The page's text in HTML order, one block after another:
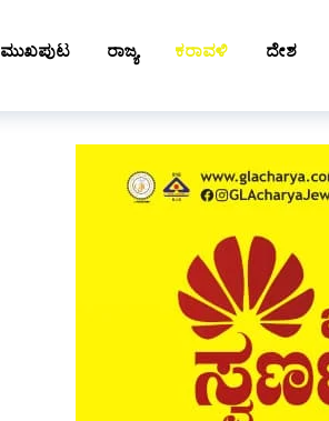
ಮುಖಪುಟ ರಾಜ್ಯ ಕರಾವಳಿ ದೇಶ